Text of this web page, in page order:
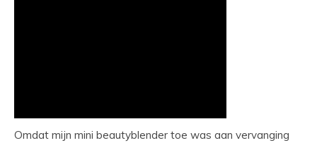
Omdat mijn mini beautyblender toe was aan vervanging